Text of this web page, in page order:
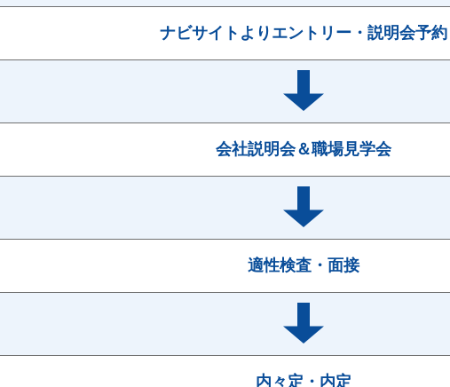
ナビサイトよりエントリー・説明会予約
会社説明会＆職場見学会
適性検査・面接
内々定・内定